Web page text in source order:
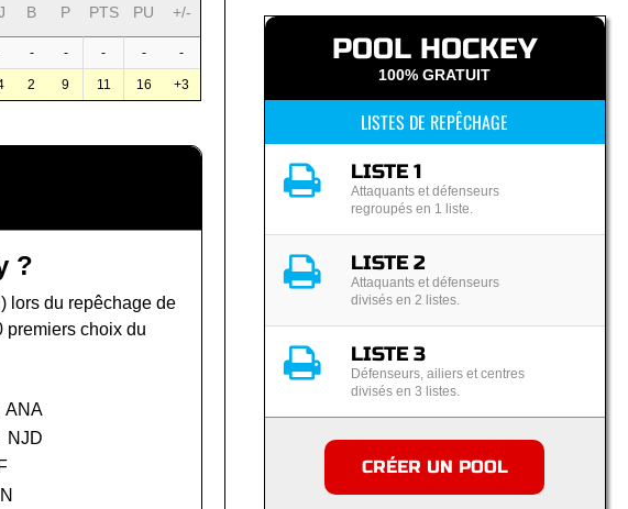
B P PTS PU +/-
- - - - -
2 9 11 16 +3
?
lors du repêchage de
premiers choix du
ANA
NJD
POOL HOCKEY
100% GRATUIT
LISTES DE REPÊCHAGE
LISTE 1
Attaquants et défenseurs
regroupés en 1 liste.
LISTE 2
Attaquants et défenseurs
divisés en 2 listes.
LISTE 3
Défenseurs, ailiers et centres
divisés en 3 listes.
CRÉER UN POOL